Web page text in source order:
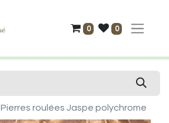
0 0
Pierres roulées Jaspe polychrome